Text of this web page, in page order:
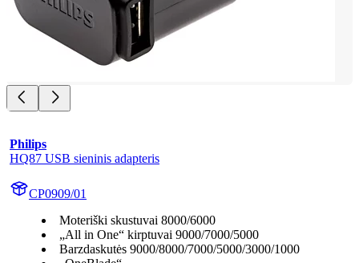
Philips
HQ87 USB sieninis adapteris
CP0909/01
Moteriški skustuvai 8000/6000
„All in One“ kirptuvai 9000/7000/5000
Barzdaskutės 9000/8000/7000/5000/3000/1000